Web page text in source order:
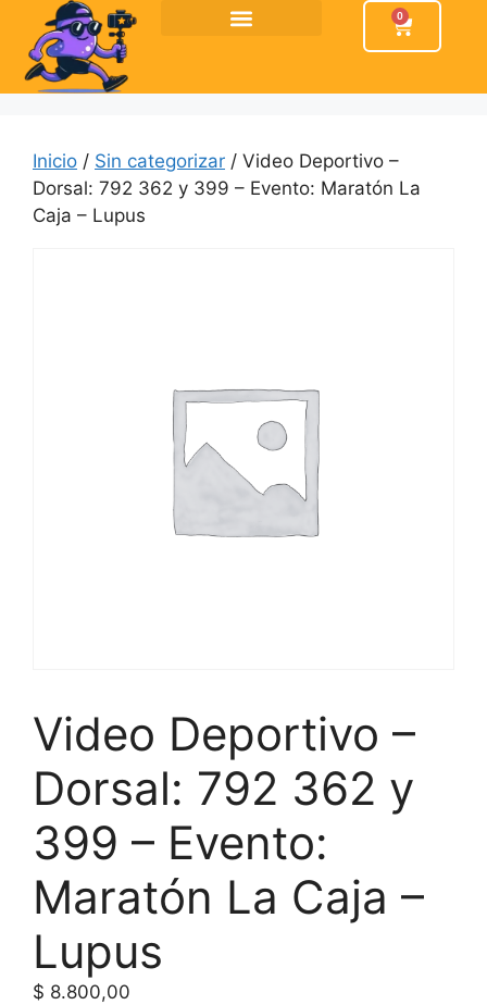
0
Inicio / Sin categorizar / Video Deportivo –
Dorsal: 792 362 y 399 – Evento: Maratón La
Caja – Lupus
Video Deportivo –
Dorsal: 792 362 y
399 – Evento:
Maratón La Caja –
Lupus
$ 8.800,00